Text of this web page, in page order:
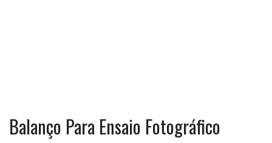
Balanço Para Ensaio Fotográfico